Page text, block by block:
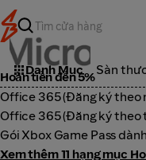
Danh Mục Sàn
Microsoft
Hoàn tiền đến 5%
Office 365 (Đăng ký theo
Office 365 (Đăng ký theo
Gói Xbox Game Pass
Xem thêm 11 hạng mục